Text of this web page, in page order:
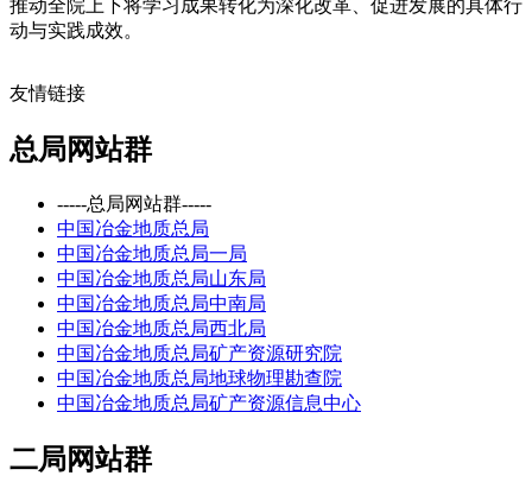
推动全院上下将学习成果转化为深化改革、促进发展的具体行
动与实践成效。
友情链接
总局网站群
-----总局网站群-----
中国冶金地质总局
中国冶金地质总局一局
中国冶金地质总局山东局
中国冶金地质总局中南局
中国冶金地质总局西北局
中国冶金地质总局矿产资源研究院
中国冶金地质总局地球物理勘查院
中国冶金地质总局矿产资源信息中心
二局网站群